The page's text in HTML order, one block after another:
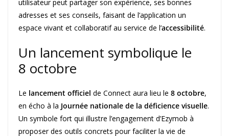
utilisateur peut partager son expérience, ses bonnes
adresses et ses conseils, faisant de l’application un
espace vivant et collaboratif au service de l’accessibilité.
Un lancement symbolique le
8 octobre
Le lancement officiel de Connect aura lieu le 8 octobre,
en écho à la Journée nationale de la déficience visuelle.
Un symbole fort qui illustre l’engagement d’Ezymob à
proposer des outils concrets pour faciliter la vie de